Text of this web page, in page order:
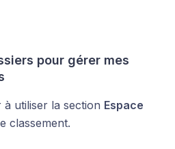
pour gérer mes
utiliser la section Espace
classement.